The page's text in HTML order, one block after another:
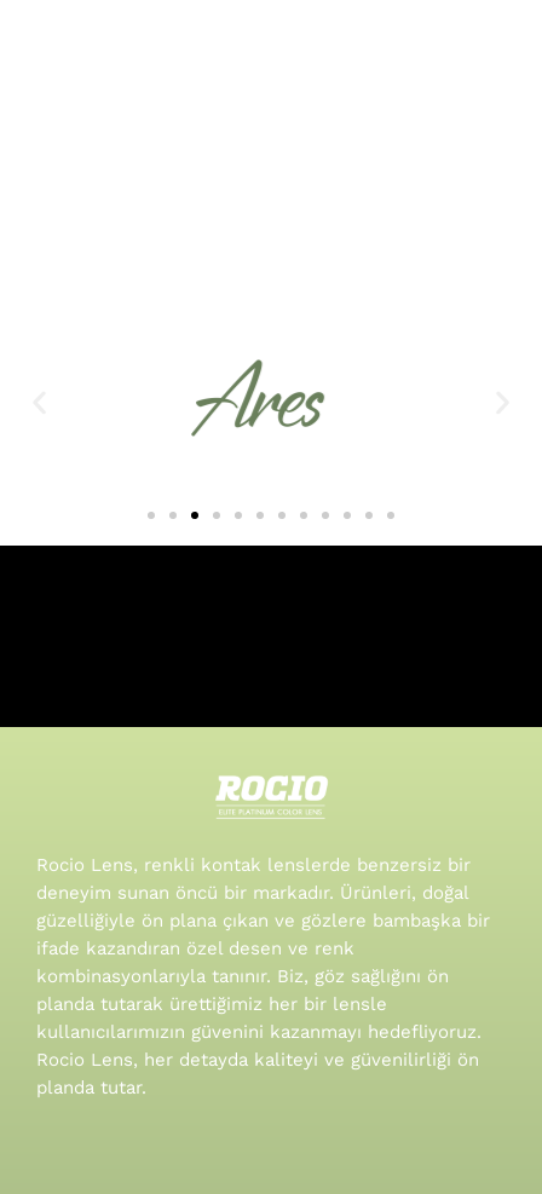
Rocio Lens, renkli kontak lenslerde benzersiz bir
deneyim sunan öncü bir markadır. Ürünleri, doğal
güzelliğiyle ön plana çıkan ve gözlere bambaşka bir
ifade kazandıran özel desen ve renk
kombinasyonlarıyla tanınır. Biz, göz sağlığını ön
planda tutarak ürettiğimiz her bir lensle
kullanıcılarımızın güvenini kazanmayı hedefliyoruz.
Rocio Lens, her detayda kaliteyi ve güvenilirliği ön
planda tutar.